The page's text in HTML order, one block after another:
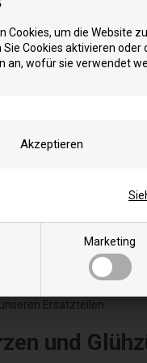
Cookies, um die Website
Sie Cookies aktivieren
an, wofür sie verwendet
Marketing
für
Qualität und
der Lebensdauer
Ihnen kostengünstige
und
Ihre Qualität
Glühzünder
Ersatzteilen.
und